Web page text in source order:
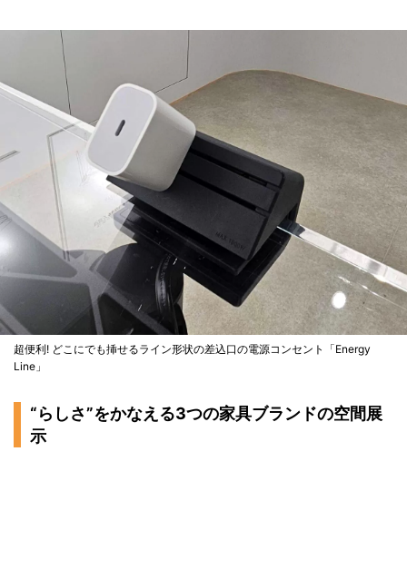
超便利! どこにでも挿せるライン形状の差込口の電源コンセント「Energy
Line」
“らしさ”をかなえる3つの家具ブランドの空間展
示